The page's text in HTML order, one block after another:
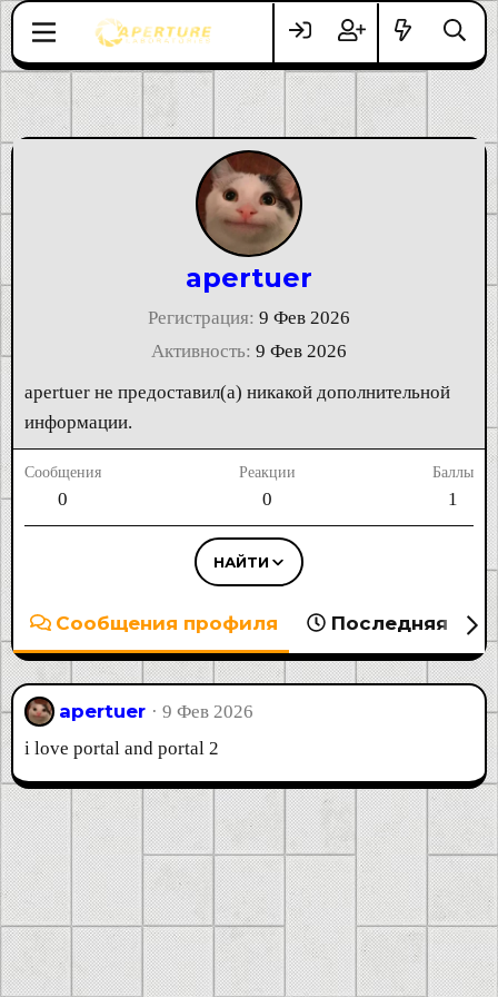
apertuer
Регистрация 9 Фев 2026
Активность 9 Фев 2026
apertuer не предоставил(а) никакой дополнительной
информации.
Сообщения
0
Реакции
0
Баллы
1
НАЙТИ
Сообщения профиля Последняя
apertuer
9 Фев 2026
i love portal and portal 2